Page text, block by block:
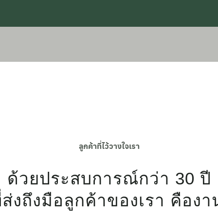
ลูกค้าที่ไว้วางใจเรา
ด้วยประสบการณ์กว่า 30 ปี
งถึงมือลูกค้าของเรา คือง